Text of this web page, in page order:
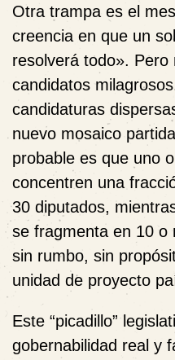
Otra trampa es el
creencia en que un
resolverá todo».
candidatos
candidaturas
nuevo mosaico
probable es que uno
concentren una
30 diputados,
se fragmenta en 10 o
sin rumbo, sin
unidad de proyecto
Este “picadillo”
gobernabilidad real y